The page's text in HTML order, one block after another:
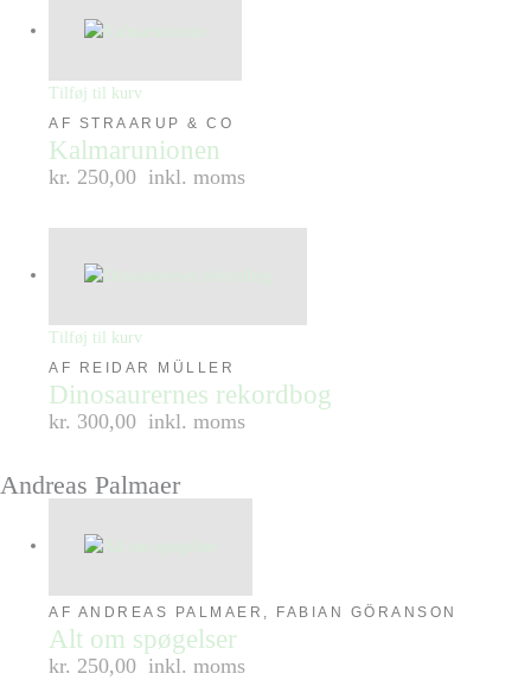
Tilføj til kurv
AF STRAARUP & CO
Kalmarunionen
kr. 250,00 inkl. moms
Tilføj til kurv
AF REIDAR MÜLLER
Dinosaurernes rekordbog
kr. 300,00 inkl. moms
Andreas Palmaer
AF ANDREAS PALMAER, FABIAN GÖRANSON
Alt om spøgelser
kr. 250,00 inkl. moms